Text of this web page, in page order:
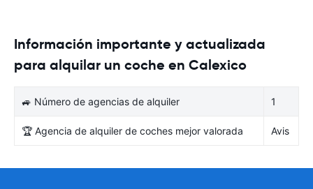
Información importante y actualizada
para alquilar un coche en Calexico
🚙 Número de agencias de alquiler 1
🏆 Agencia de alquiler de coches mejor valorada Avis